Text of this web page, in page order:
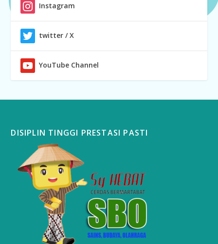
Instagram
twitter / X
YouTube Channel
DISIPLIN TINGGI PRESTASI PASTI